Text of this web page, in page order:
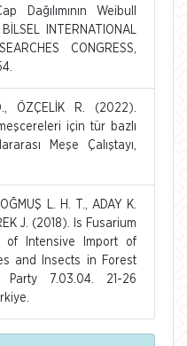
Dağılımının Weibull
INTERNATIONAL
CONGRESS,
ÖZÇELİK R. (2022).
için tür bazlı
Meşe Çalıştayı,
L. H. T., ADAY K.
J. (2018). Is Fusarium
of Intensive Import of
and Insects in Forest
Party 7.03.04. 21-26